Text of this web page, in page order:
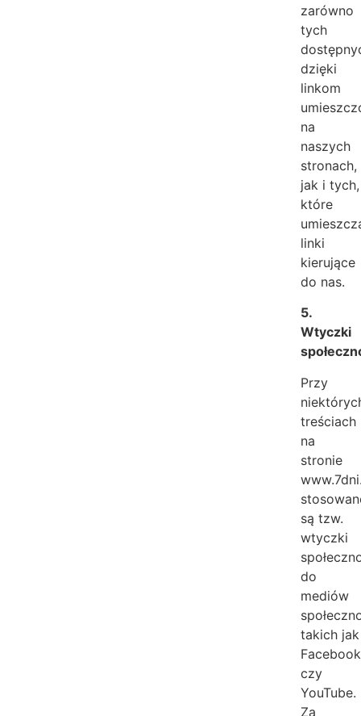
zarówno
tych
dzięki
linkom
na
naszych
stronach,
jak i tych,
które
linki
kierujące
do nas.
5.
Wtyczki
Przy
treściach
na
stronie
są tzw.
wtyczki
do
mediów
takich jak
Facebook
czy
YouTube.
Za